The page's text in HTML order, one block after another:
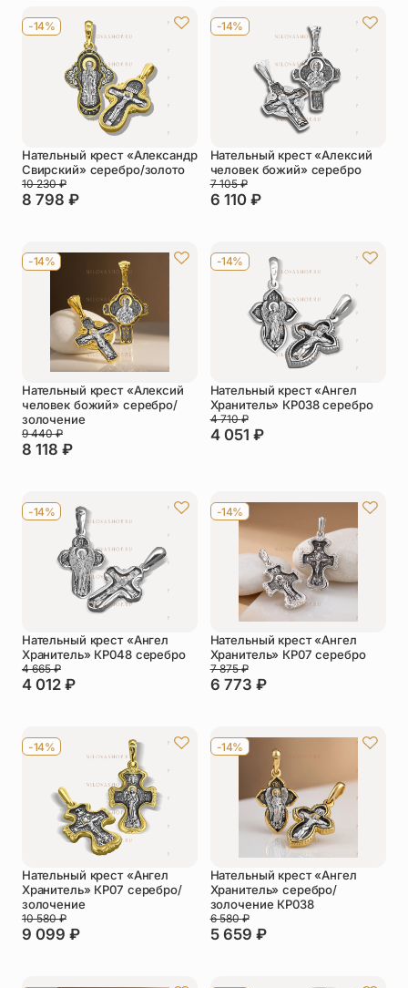
-14%
Нательный крест «Александр
Свирский» серебро/золото
8 798 ₽
10 230₽
-14%
Нательный крест «Алексий
человек божий» серебро
6 110 ₽
7 105₽
-14%
Нательный крест «Алексий
человек божий» серебро/
золочение
8 118 ₽
9 440₽
-14%
Нательный крест «Ангел
Хранитель» КР038 серебро
4 051 ₽
4 710₽
-14%
Нательный крест «Ангел
Хранитель» КР048 серебро
4 012 ₽
4 665₽
-14%
Нательный крест «Ангел
Хранитель» КР07 серебро
6 773 ₽
7 875₽
-14%
Нательный крест «Ангел
Хранитель» КР07 серебро/
золочение
9 099 ₽
10 580₽
-14%
Нательный крест «Ангел
Хранитель» серебро/
золочение КР038
5 659 ₽
6 580₽